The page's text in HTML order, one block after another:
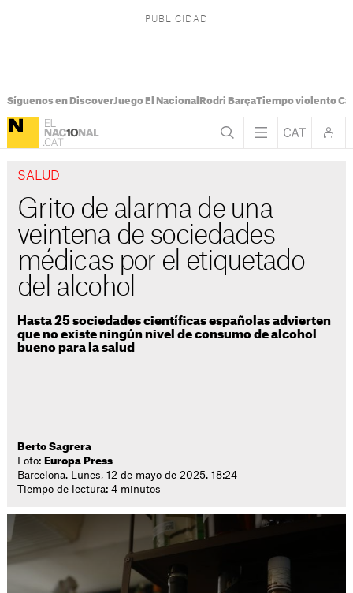
Síguenos en DiscoverJuego El Nacional Rodri BarçaTiempo violento
SALUD
Grito de alarma de una
veintena de sociedades
médicas por el etiquetado
del alcohol
Hasta 25 sociedades científicas españolas advierten
que no existe ningún nivel de consumo de alcohol
bueno para la salud
Berto Sagrera
Foto: Europa Press
Barcelona. Lunes, 12 de mayo de 2025. 18:24
Tiempo de lectura: 4 minutos